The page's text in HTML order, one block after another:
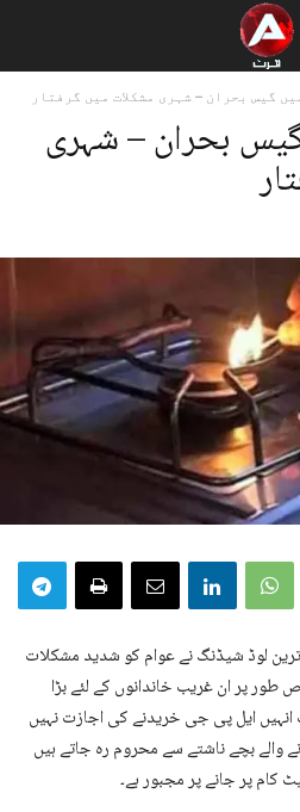
گیس بحران – شہری مشکلات میں گرفتار
بحران – شہری
لوڈ شیڈنگ نے عوام کو شدید مشکلات
طور پر ان غریب خاندانوں کے لئے بڑا
انہیں ایل پی جی خریدنے کی اجازت نہیں
والے بچے ناشتے سے محروم رہ جاتے ہیں
پر جانے پر مجبور ہے۔